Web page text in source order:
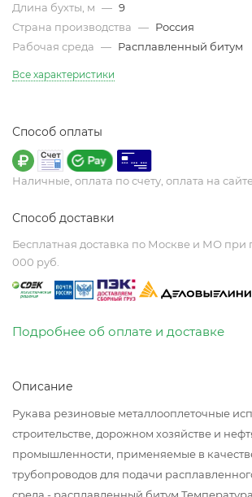
Длина бухты, м — 9
Страна производства — Россия
Рабочая среда — Расплавленный битум
Все характеристики
Способ оплаты
Наличные, оплата по счету, оплата на
Способ доставки
Бесплатная доставка по Москве и МО при
000 руб.
Подробнее об оплате и доставке
Описание
Рукава резиновые металлооплеточные
строительстве, дорожном хозяйстве и
промышленности, применяемые в
трубопроводов для подачи